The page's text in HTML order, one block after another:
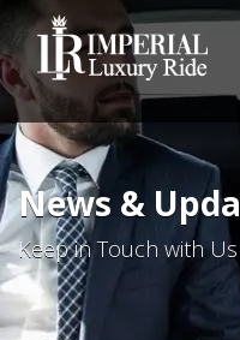
News &
Keep in Touch with